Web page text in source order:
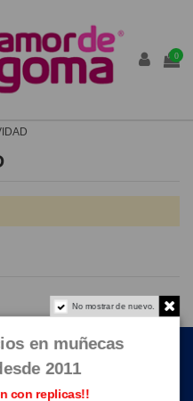
0
No mostrar de nuevo.
en muñecas
2011
con replicas!!